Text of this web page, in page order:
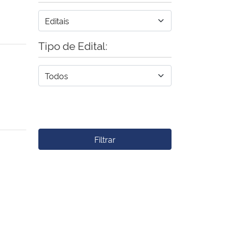
Tipo de Edital:
Filtrar